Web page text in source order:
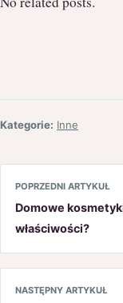
Kategorie: Inne
POPRZEDNI ARTYKUŁ
Domowe
właściwości?
NASTĘPNY ARTYKUŁ